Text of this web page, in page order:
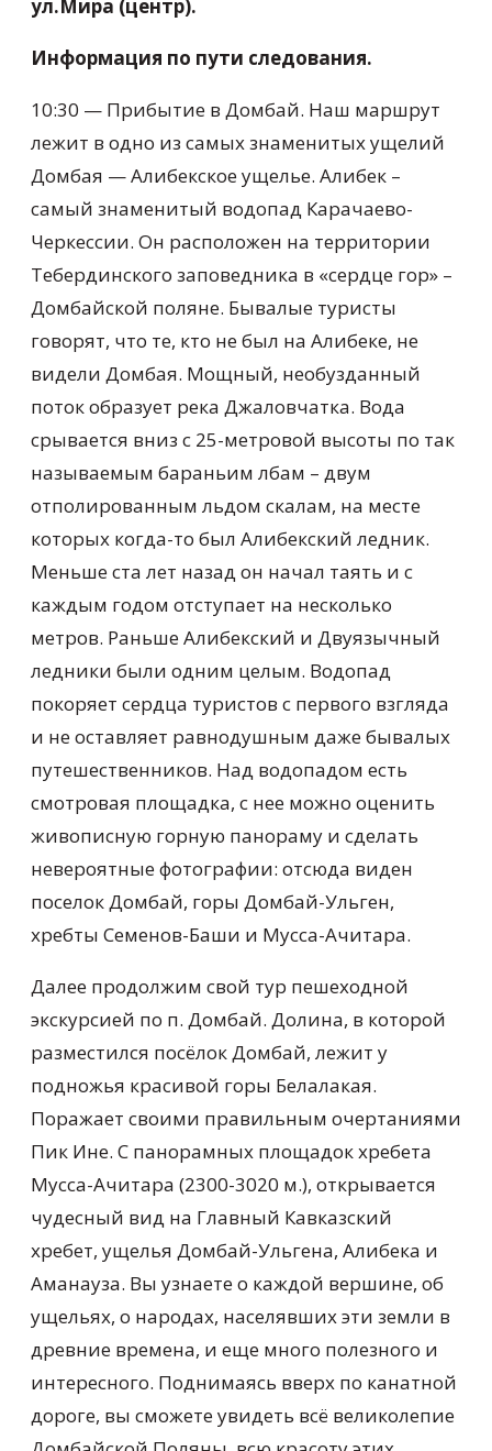
ул.Мира (центр).
Информация по пути следования.
10:30 — Прибытие в Домбай. Наш маршрут
лежит в одно из самых знаменитых ущелий
Домбая — Алибекское ущелье. Алибек –
самый знаменитый водопад Карачаево-
Черкессии. Он расположен на территории
Тебердинского заповедника в «сердце гор» –
Домбайской поляне. Бывалые туристы
говорят, что те, кто не был на Алибеке, не
видели Домбая. Мощный, необузданный
поток образует река Джаловчатка. Вода
срывается вниз с 25-метровой высоты по так
называемым бараньим лбам – двум
отполированным льдом скалам, на месте
которых когда-то был Алибекский ледник.
Меньше ста лет назад он начал таять и с
каждым годом отступает на несколько
метров. Раньше Алибекский и Двуязычный
ледники были одним целым. Водопад
покоряет сердца туристов с первого взгляда
и не оставляет равнодушным даже бывалых
путешественников. Над водопадом есть
смотровая площадка, с нее можно оценить
живописную горную панораму и сделать
невероятные фотографии: отсюда виден
поселок Домбай, горы Домбай-Ульген,
хребты Семенов-Баши и Мусса-Ачитара.
Далее продолжим свой тур пешеходной
экскурсией по п. Домбай. Долина, в которой
разместился посёлок Домбай, лежит у
подножья красивой горы Белалакая.
Поражает своими правильным очертаниями
Пик Ине. С панорамных площадок хребета
Мусса-Ачитара (2300-3020 м.), открывается
чудесный вид на Главный Кавказский
хребет, ущелья Домбай-Ульгена, Алибека и
Аманауза. Вы узнаете о каждой вершине, об
ущельях, о народах, населявших эти земли в
древние времена, и еще много полезного и
интересного. Поднимаясь вверх по канатной
дороге, вы сможете увидеть всё великолепие